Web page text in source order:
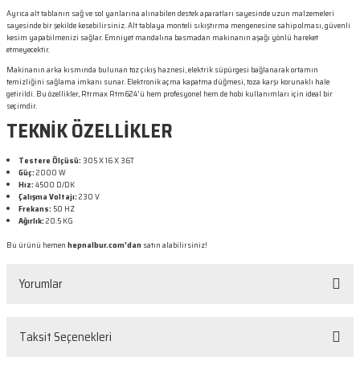
Ayrıca alt tablanın sağ ve sol yanlarına alınabilen destek aparatları sayesinde uzun malzemeleri
sayesinde bir şekilde kesebilirsiniz. Alt tablaya monteli sıkıştırma mengenesine sahip olması, güvenli
kesim yapabilmenizi sağlar. Emniyet mandalına basmadan makinanın aşağı yönlü hareket
etmeyecektir.
Makinanın arka kısmında bulunan toz çıkış haznesi, elektrik süpürgesi bağlanarak ortamın
temizliğini sağlama imkanı sunar. Elektronik açma kapatma düğmesi, toza karşı korunaklı hale
getirildi. Bu özellikler, Rtrmax Rtm624'ü hem profesyonel hem de hobi kullanımları için ideal bir
seçimdir.
TEKNİK ÖZELLİKLER
Testere Ölçüsü:305 X 16 X 36T
Güç:2000 W
Hız:4500 D/DK
Çalışma Voltajı:230 V
Frekans:50 HZ
Ağırlık:20.5 KG
Bu ürünü hemenhepnalbur.com'dansatın alabilirsiniz!
Yorumlar
Taksit Seçenekleri